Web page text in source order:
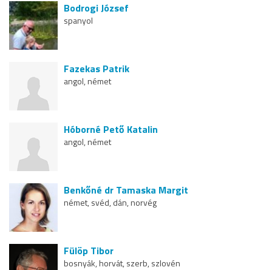
Bodrogi József
spanyol
Fazekas Patrik
angol, német
Hóborné Pető Katalin
angol, német
Benkőné dr Tamaska Margit
német, svéd, dán, norvég
Fülöp Tibor
bosnyák, horvát, szerb, szlovén